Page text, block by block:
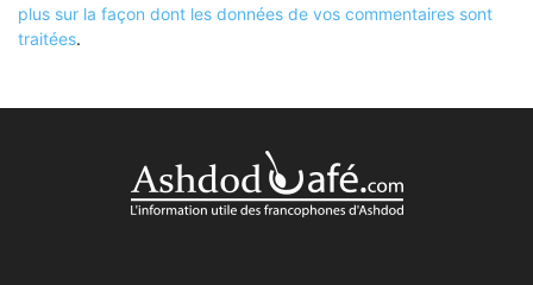
plus sur la façon dont les données de vos commentaires sont
traitées.